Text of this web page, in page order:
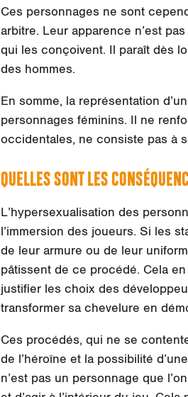
Ces personnages ne sont
arbitre. Leur apparence n’est
qui les conçoivent. Il paraît dès
des hommes.
En somme, la représentation
personnages féminins. Il ne
occidentales, ne consiste pas à
QUELLES SONT LES
L’hypersexualisation des
l’immersion des joueurs. Si les
de leur armure ou de leur
pâtissent de ce procédé. Cela
justifier les choix des
transformer sa chevelure en
Ces procédés, qui ne se
de l’héroïne et la possibilité d’une
n’est pas un personnage que